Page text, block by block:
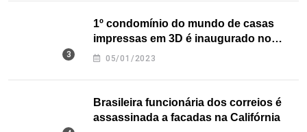
1º condomínio do mundo de casas
impressas em 3D é inaugurado no
Texas
05/01/2023
Brasileira funcionária dos correios é
assassinada a facadas na Califórnia